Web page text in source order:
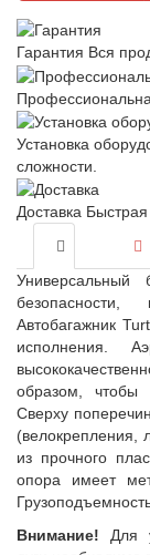
Гарантия Вся
Установка
сложности.
Доставка Быстрая
Автобагажник
исполнения.
образом, чтобы
Сверху
(велокрепления,
из прочного
опора имеет
Внимание! Для